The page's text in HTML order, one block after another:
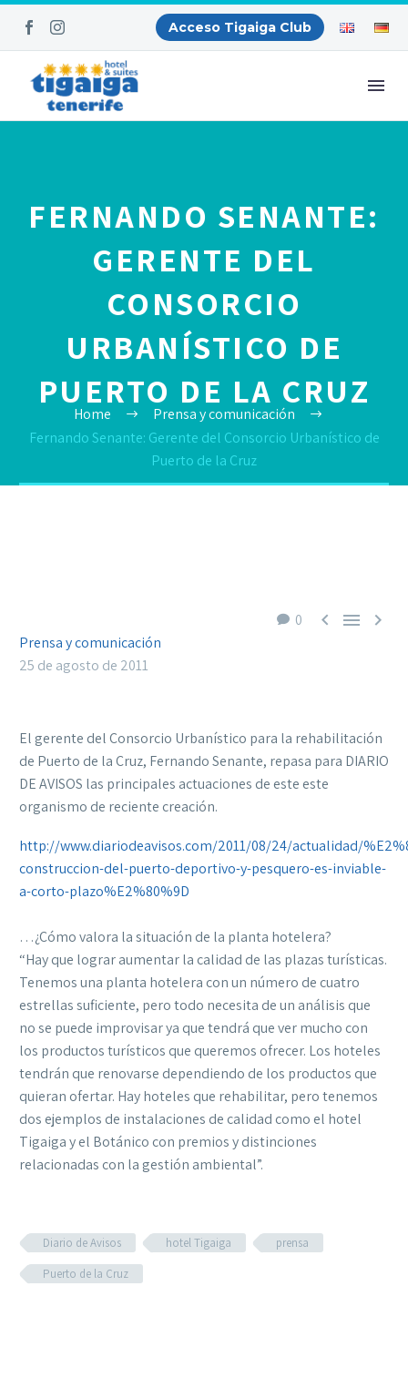
Acceso Tigaiga Club
FERNANDO SENANTE:
GERENTE DEL
CONSORCIO
URBANÍSTICO DE
PUERTO DE LA CRUZ
Home
Prensa y comunicación
Fernando Senante: Gerente del Consorcio Urbanístico de
Puerto de la Cruz
0   
Prensa y comunicación
25 de agosto de 2011
El gerente del Consorcio Urbanístico para la rehabilitación
de Puerto de la Cruz, Fernando Senante, repasa para DIARIO
DE AVISOS las principales actuaciones de este este
organismo de reciente creación.
http://www.diariodeavisos.com/2011/08/24/actualidad/
construccion-del-puerto-deportivo-y-pesquero-es-inviable-
a-corto-plazo%E2%80%9D
…¿Cómo valora la situación de la planta hotelera?
“Hay que lograr aumentar la calidad de las plazas turísticas.
Tenemos una planta hotelera con un número de cuatro
estrellas suficiente, pero todo necesita de un análisis que
no se puede improvisar ya que tendrá que ver mucho con
los productos turísticos que queremos ofrecer. Los hoteles
tendrán que renovarse dependiendo de los productos que
quieran ofertar. Hay hoteles que rehabilitar, pero tenemos
dos ejemplos de instalaciones de calidad como el hotel
Tigaiga y el Botánico con premios y distinciones
relacionadas con la gestión ambiental”.
Diario de Avisos hotel Tigaiga
prensa
Puerto de la Cruz